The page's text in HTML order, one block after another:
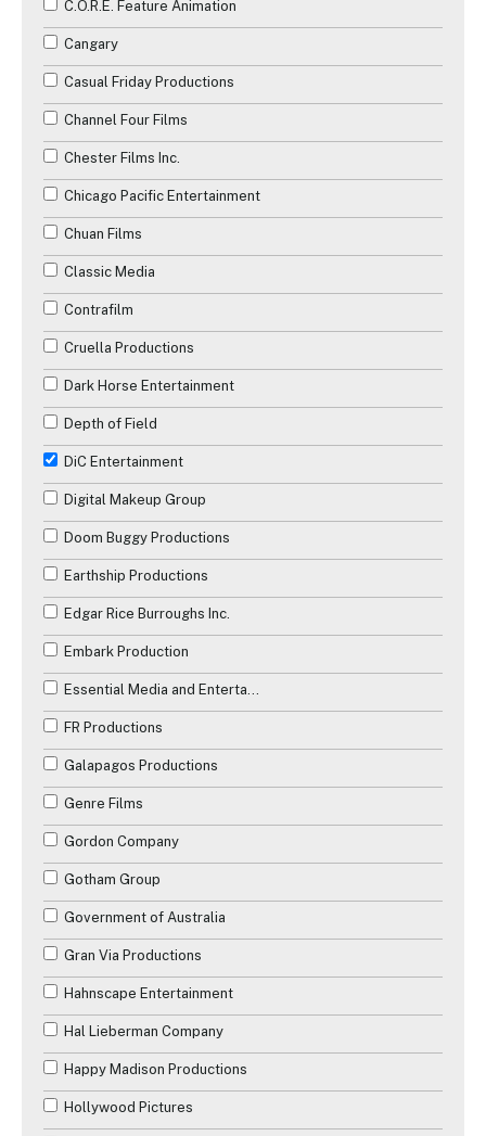
C.O.R.E. Feature Animation
Cangary
Casual Friday Productions
Channel Four Films
Chester Films Inc.
Chicago Pacific Entertainment
Chuan Films
Classic Media
Contrafilm
Cruella Productions
Dark Horse Entertainment
Depth of Field
DiC Entertainment
Digital Makeup Group
Doom Buggy Productions
Earthship Productions
Edgar Rice Burroughs Inc.
Embark Production
Essential Media and Entertainment
FR Productions
Galapagos Productions
Genre Films
Gordon Company
Gotham Group
Government of Australia
Gran Via Productions
Hahnscape Entertainment
Hal Lieberman Company
Happy Madison Productions
Hollywood Pictures
✕